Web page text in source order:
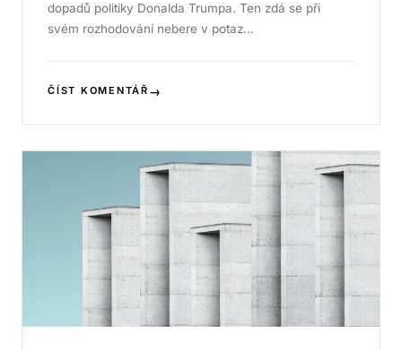
dopadů politiky Donalda Trumpa. Ten zdá se při
svém rozhodování nebere v potaz…
ČÍST KOMENTÁŘ →